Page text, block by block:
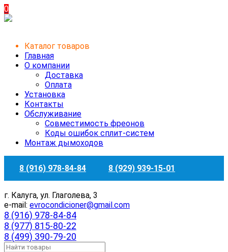
0
Каталог товаров
Главная
О компании
Доставка
Оплата
Установка
Контакты
Обслуживание
Совместимость фреонов
Коды ошибок сплит-систем
Монтаж дымоходов
8 (916) 978-84-84 8 (929) 939-15-01
г. Калуга, ул. Глаголева, 3
e-mail: evrocondicioner@gmail.com
8 (916) 978-84-84
8 (977) 815-80-22
8 (499) 390-79-20